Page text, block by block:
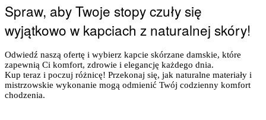
Spraw, aby Twoje stopy czuły się
wyjątkowo w kapciach z naturalnej skóry!
Odwiedź naszą ofertę i wybierz kapcie skórzane damskie, które
zapewnią Ci komfort, zdrowie i elegancję każdego dnia.
Kup teraz i poczuj różnicę! Przekonaj się, jak naturalne materiały i
mistrzowskie wykonanie mogą odmienić Twój codzienny komfort
chodzenia.